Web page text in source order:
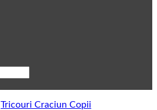
Tricouri Craciun Copii